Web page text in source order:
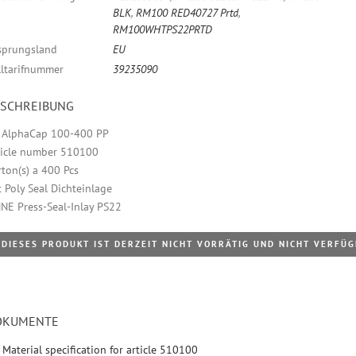
BLK, RM100 RED40727 Prtd,
RM100WHTPS22PRTD
EU
39235090
AlphaCap 100-400 PP
number 510100
a 400 Pcs
Poly Seal Dichteinlage
Press-Seal-Inlay PS22
DIESES PRODUKT IST DERZEIT NICHT VORRÄTIG UND NICHT
Material specification for article 510100